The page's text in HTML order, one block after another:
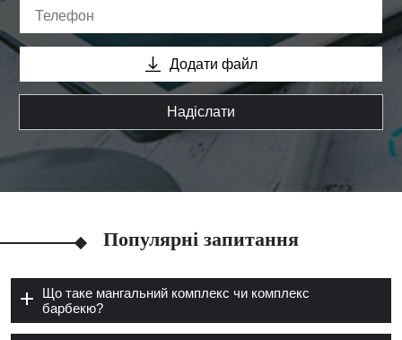
Додати файл
Надіслати
Популярні запитання
Що таке мангальний комплекс чи комплекс
барбекю?